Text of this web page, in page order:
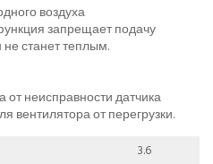
воздуха
запрещает подачу
станет теплым.
неисправности датчика
вентилятора от перегрузки.
3.6